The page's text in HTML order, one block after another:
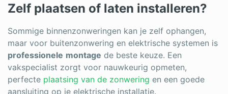
Zelf plaatsen of laten installeren?
Sommige binnenzonweringen kan je zelf ophangen,
maar voor buitenzonwering en elektrische systemen is
professionele montage de beste keuze. Een
vakspecialist zorgt voor nauwkeurig opmeten,
perfecte plaatsing van de zonwering en een goede
aansluiting op je elektrische installatie.